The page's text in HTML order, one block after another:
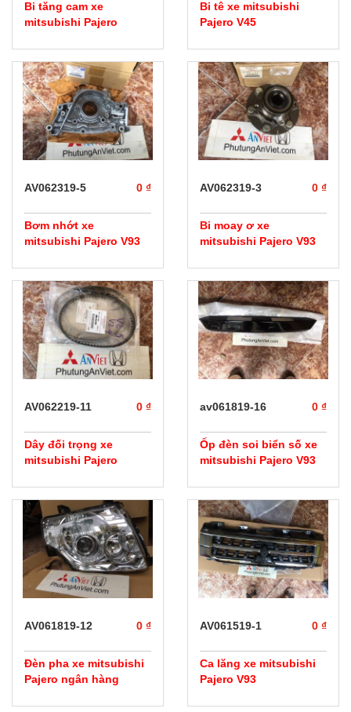
Bi tăng cam xe
mitsubishi Pajero
Bi tê xe mitsubishi
Pajero V45
AV062319-5 0 ₫
Bơm nhớt xe
mitsubishi Pajero V93
AV062319-3 0 ₫
Bi moay ơ xe
mitsubishi Pajero V93
AV062219-11 0 ₫
Dây đối trọng xe
mitsubishi Pajero
av061819-16 0 ₫
Ốp đèn soi biển số xe
mitsubishi Pajero V93
AV061819-12 0 ₫
Đèn pha xe mitsubishi
Pajero ngân hàng
AV061519-1 0 ₫
Ca lăng xe mitsubishi
Pajero V93